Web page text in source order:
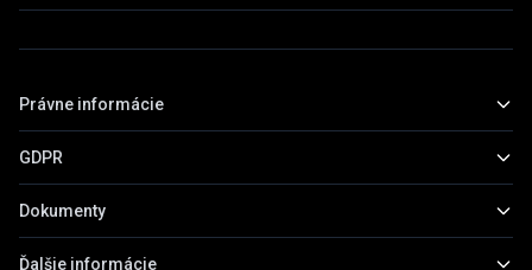
Ukážky
Stiahnuť
Praha, Česká republika
Právne informácie
Základné informácie
Zásady ochrany osobných údajov
GDPR
Všeobecné informácie
Dokumenty
Prehľad dokumentov
Ďalšie informácie